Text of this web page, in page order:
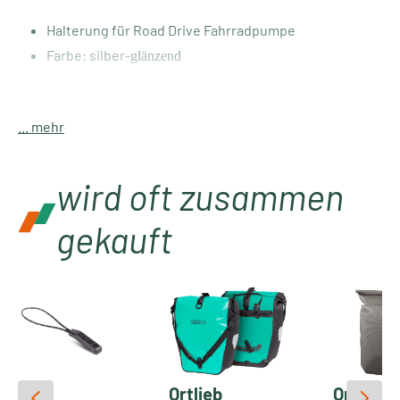
Halterung für Road Drive Fahrradpumpe
Farbe: silber-glänzend
1 x Schlüsselanhänger
... mehr
wird oft zusammen
gekauft
Cube
Ortlieb
Ortlieb